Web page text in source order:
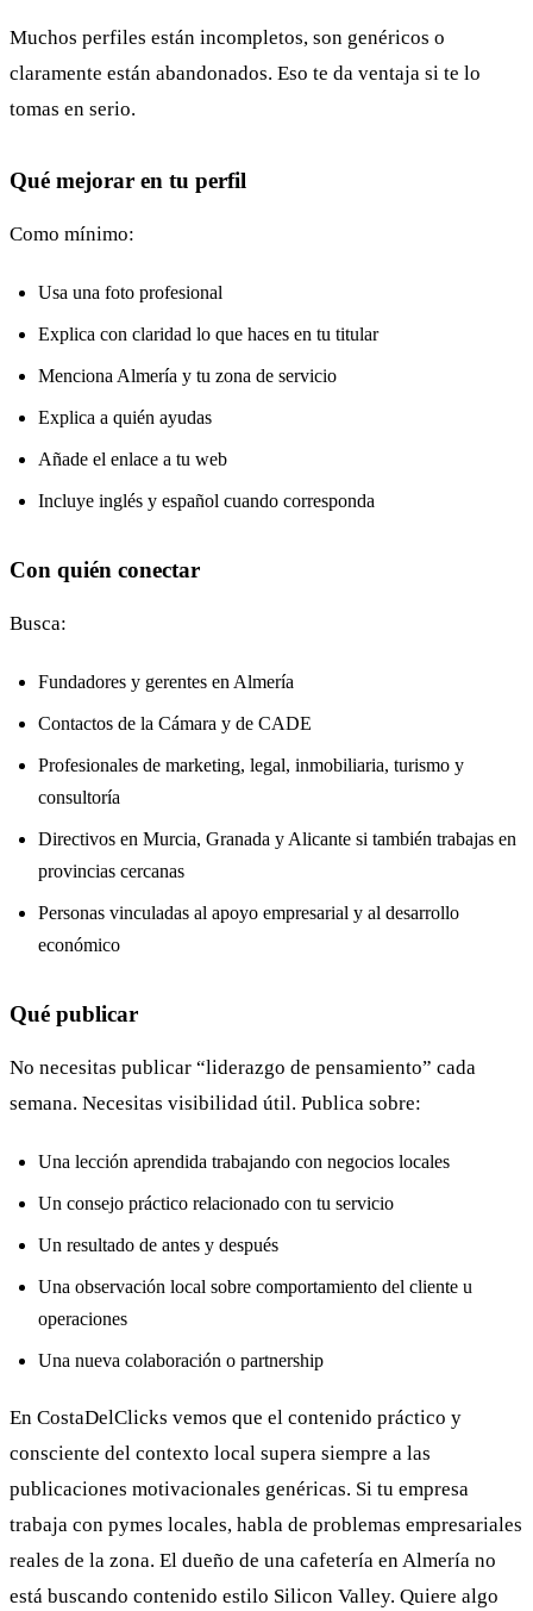
Muchos perfiles están incompletos, son genéricos o
claramente están abandonados. Eso te da ventaja si te lo
tomas en serio.
Qué mejorar en tu perfil
Como mínimo:
Usa una foto profesional
Explica con claridad lo que haces en tu titular
Menciona Almería y tu zona de servicio
Explica a quién ayudas
Añade el enlace a tu web
Incluye inglés y español cuando corresponda
Con quién conectar
Busca:
Fundadores y gerentes en Almería
Contactos de la Cámara y de CADE
Profesionales de marketing, legal, inmobiliaria, turismo y
consultoría
Directivos en Murcia, Granada y Alicante si también trabajas en
provincias cercanas
Personas vinculadas al apoyo empresarial y al desarrollo
económico
Qué publicar
No necesitas publicar “liderazgo de pensamiento” cada
semana. Necesitas visibilidad útil. Publica sobre:
Una lección aprendida trabajando con negocios locales
Un consejo práctico relacionado con tu servicio
Un resultado de antes y después
Una observación local sobre comportamiento del cliente u
operaciones
Una nueva colaboración o partnership
En CostaDelClicks vemos que el contenido práctico y
consciente del contexto local supera siempre a las
publicaciones motivacionales genéricas. Si tu empresa
trabaja con pymes locales, habla de problemas empresariales
reales de la zona. El dueño de una cafetería en Almería no
está buscando contenido estilo Silicon Valley. Quiere algo